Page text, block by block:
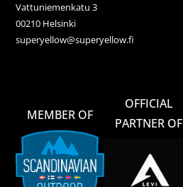
Vattuniemenkatu 3
00210 Helsinki
superyellow@superyellow.fi
MEMBER OF
OFFICIAL
PARTNER OF